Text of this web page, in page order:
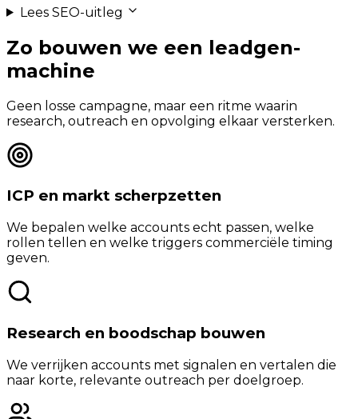
Lees SEO-uitleg
Zo bouwen we een leadgen-
machine
Geen losse campagne, maar een ritme waarin
research, outreach en opvolging elkaar versterken.
ICP en markt scherpzetten
We bepalen welke accounts echt passen, welke
rollen tellen en welke triggers commerciële timing
geven.
Research en boodschap bouwen
We verrijken accounts met signalen en vertalen die
naar korte, relevante outreach per doelgroep.